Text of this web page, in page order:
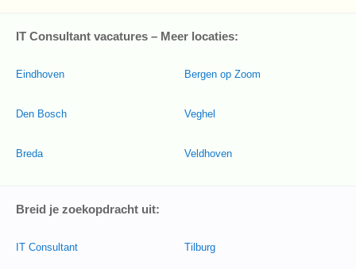
IT Consultant vacatures – Meer locaties:
Eindhoven
Den Bosch
Breda
Bergen op Zoom
Veghel
Veldhoven
Breid je zoekopdracht uit:
IT Consultant Tilburg